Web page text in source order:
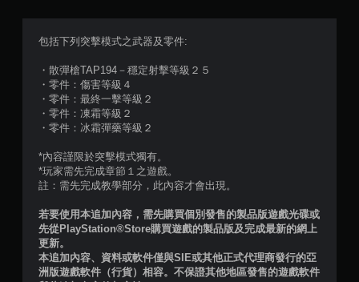
包括下列突擊模式之武器及零件:
・散彈槍TAP194－穩定射擊等級２５
・零件：傷害等級４
・零件：最終一擊等級２
・零件：凍霜等級２
・零件：冰霜彈藥等級２
*內容謹限於突擊模式獨有。
*玩家需先完成章節１之遊戲。
註：需先完成教學部分，此內容才會出現。
若要使用本追加內容，需先購買個別發售的製品版遊戲光碟或
先從PlayStation®Store購買遊戲的製品版及完成最新的網上
更新。
本追加內容、資料或軟件僅與SIE或其他正式代理商發行的亞
洲版遊戲軟件（行貨）相容。不保證其他地區發售的遊戲軟件